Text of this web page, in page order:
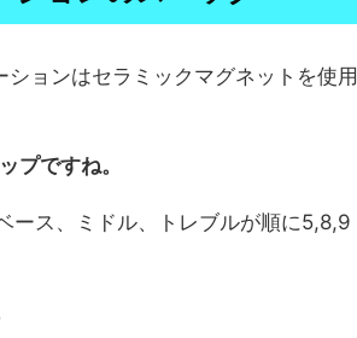
ョンはセラミックマグネットを使用
プですね。
ース、ミドル、トレブルが順に5,8,9